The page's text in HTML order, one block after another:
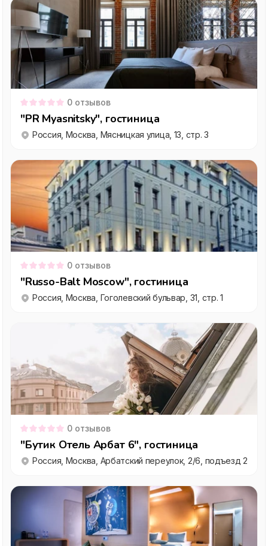
0 отзывов
"PR Myasnitsky", гостиница
Россия, Москва, Мясницкая улица, 13, стр. 3
0 отзывов
"Russo-Balt Moscow", гостиница
Россия, Москва, Гоголевский бульвар, 31, стр. 1
0 отзывов
"Бутик Отель Арбат 6", гостиница
Россия, Москва, Арбатский переулок, 2/6, подъезд 2